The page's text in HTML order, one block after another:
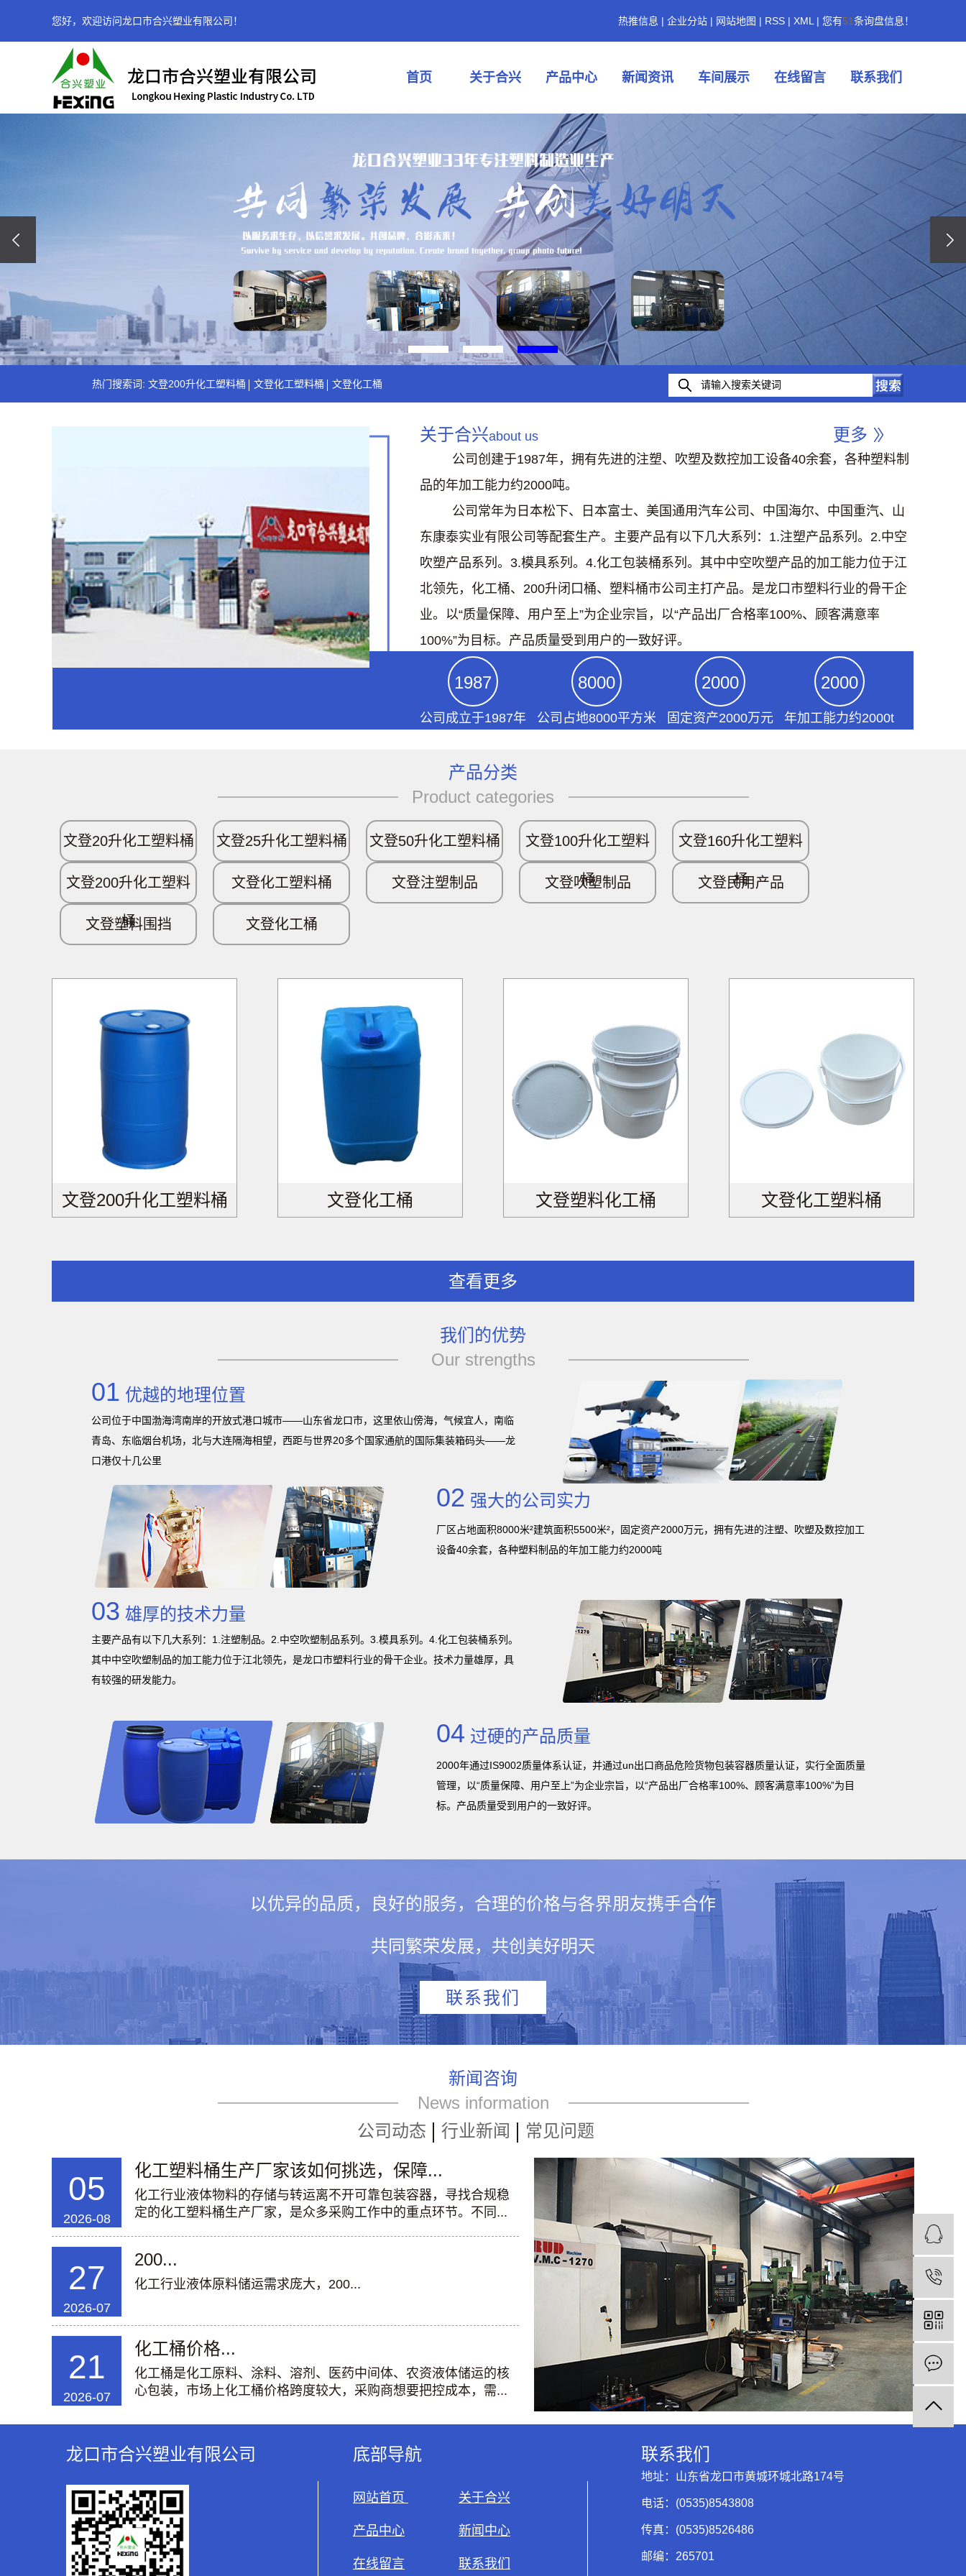
您好，欢迎访问龙口市合兴塑业有限公司！ 热推信息 | 企业分站 | 网站地图 | RSS | XML | 您有51条询盘信息！
首页 关于合兴 产品中心 新闻资讯 车间展示 在线留言 联系我们
热门搜索词: 文登200升化工塑料桶 文登化工塑料桶 文登化工桶
关于合兴about us 更多
公司创建于1987年，拥有先进的注塑、吹塑及数控加工设备40余套，各种塑料制
品的年加工能力约2000吨。
公司常年为日本松下、日本富士、美国通用汽车公司、中国海尔、中国重汽、山
东康泰实业有限公司等配套生产。主要产品有以下几大系列：1.注塑产品系列。2.中空
吹塑产品系列。3.模具系列。4.化工包装桶系列。其中中空吹塑产品的加工能力位于江
北领先，化工桶、200升闭口桶、塑料桶市公司主打产品。是龙口市塑料行业的骨干企
业。以“质量保障、用户至上”为企业宗旨，以“产品出厂合格率100%、顾客满意率
100%”为目标。产品质量受到用户的一致好评。
1987
公司成立于1987年
8000
公司占地8000平方米
2000
固定资产2000万元
2000
年加工能力约2000t
产品分类
Product categories
文登20升化工塑料桶 文登25升化工塑料桶 文登50升化工塑料桶 文登100升化工塑料
桶
文登160升化工塑料
桶
文登200升化工塑料
桶
文登化工塑料桶 文登注塑制品 文登吹塑制品 文登民用产品
文登塑料围挡 文登化工桶
文登200升化工塑料桶 文登化工桶 文登塑料化工桶 文登化工塑料桶
查看更多
我们的优势
Our strengths
01 优越的地理位置
公司位于中国渤海湾南岸的开放式港口城市——山东省龙口市，这里依山傍海，气候宜人，南临
青岛、东临烟台机场，北与大连隔海相望，西距与世界20多个国家通航的国际集装箱码头——龙
口港仅十几公里
02 强大的公司实力
厂区占地面积8000米²建筑面积5500米²，固定资产2000万元，拥有先进的注塑、吹塑及数控加工
设备40余套，各种塑料制品的年加工能力约2000吨
03 雄厚的技术力量
主要产品有以下几大系列：1.注塑制品。2.中空吹塑制品系列。3.模具系列。4.化工包装桶系列。
其中中空吹塑制品的加工能力位于江北领先，是龙口市塑料行业的骨干企业。技术力量雄厚，具
有较强的研发能力。
04 过硬的产品质量
2000年通过IS9002质量体系认证，并通过un出口商品危险货物包装容器质量认证，实行全面质量
管理，以“质量保障、用户至上”为企业宗旨，以“产品出厂合格率100%、顾客满意率100%”为目
标。产品质量受到用户的一致好评。
以优异的品质，良好的服务，合理的价格与各界朋友携手合作
共同繁荣发展，共创美好明天
联系我们
新闻咨询
News information
公司动态
行业新闻 常见问题
05
2026-08
化工塑料桶生产厂家该如何挑选，保障...
化工行业液体物料的存储与转运离不开可靠包装容器，寻找合规稳
定的化工塑料桶生产厂家，是众多采购工作中的重点环节。不同...
27
2026-07
200...
化工行业液体原料储运需求庞大，200...
21
2026-07
化工桶价格...
化工桶是化工原料、涂料、溶剂、医药中间体、农资液体储运的核
心包装，市场上化工桶价格跨度较大，采购商想要把控成本，需...
龙口市合兴塑业有限公司 底部导航
网站首页 关于合兴
产品中心 新闻中心
在线留言 联系我们
联系我们
地址：山东省龙口市黄城环城北路174号
电话：(0535)8543808
传真：(0535)8526486
邮编：265701